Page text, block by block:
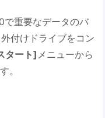
で重要なデータのバ
付けドライブをコン
タート] メニューから
。